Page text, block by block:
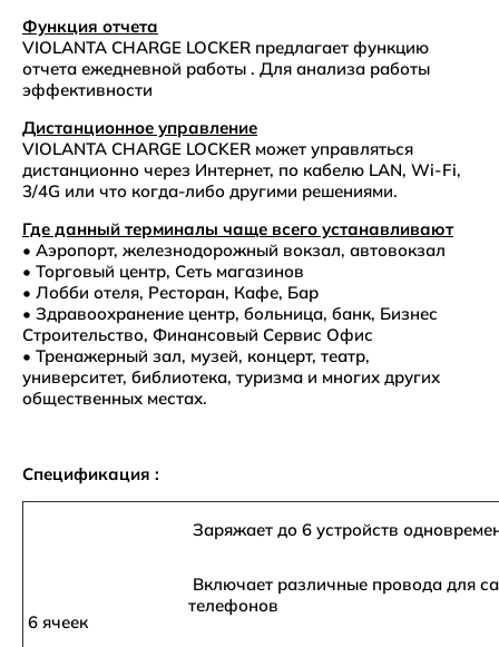
Функция отчета
VIOLANTA CHARGE LOCKER предлагает функцию
отчета ежедневной работы . Для анализа работы
эффективности
Дистанционное управление
VIOLANTA CHARGE LOCKER может управляться
дистанционно через Интернет, по кабелю LAN, Wi-Fi,
3/4G или что когда-либо другими решениями.
Где данный терминалы чаще всего устанавливают
• Аэропорт, железнодорожный вокзал, автовокзал
• Торговый центр, Сеть магазинов
• Лобби отеля, Ресторан, Кафе, Бар
• Здравоохранение центр, больница, банк, Бизнес
Строительство, Финансовый Сервис Офис
• Тренажерный зал, музей, концерт, театр,
университет, библиотека, туризма и многих других
общественных местах.
Спецификация :
6 ячеек
Заряжает до 6 устройств
Включает различные провода для
телефонов